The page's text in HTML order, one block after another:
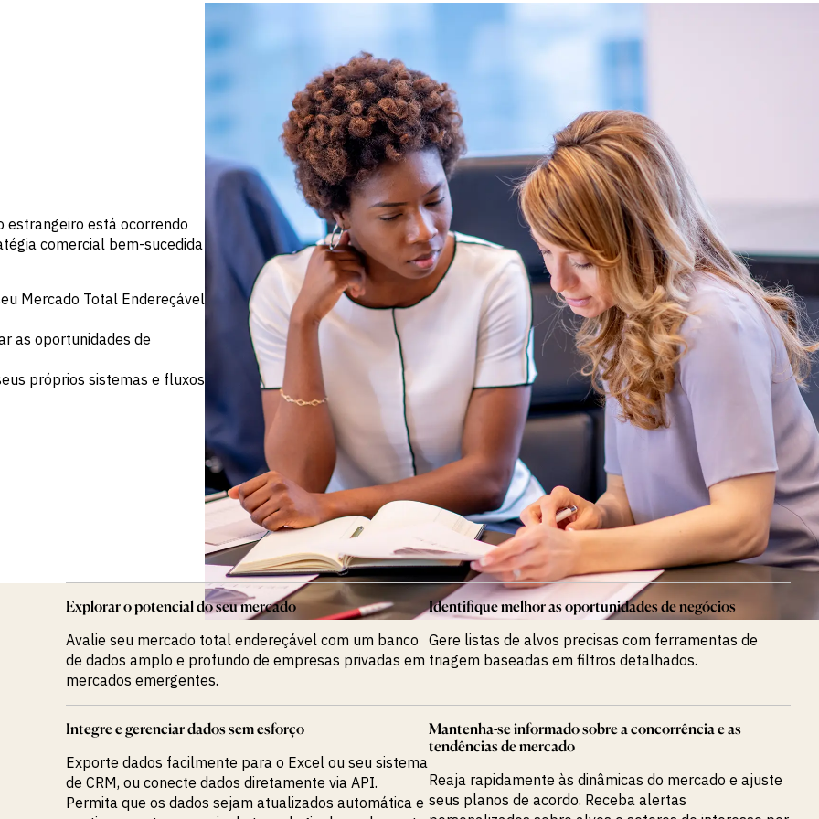
estrangeiro está ocorrendo
comercial bem-sucedida
Mercado Total Endereçável
as oportunidades de
próprios sistemas e fluxos
Explorar o potencial do seu mercado
Avalie seu mercado total endereçável com um banco
de dados amplo e profundo de empresas privadas em
mercados emergentes.
Identifique melhor as oportunidades de negócios
Gere listas de alvos precisas com ferramentas de
triagem baseadas em filtros detalhados.
Integre e gerenciar dados sem esforço
Exporte dados facilmente para o Excel ou seu sistema
de CRM, ou conecte dados diretamente via API.
Permita que os dados sejam atualizados automática e
Mantenha-se informado sobre a concorrência e as
tendências de mercado
Reaja rapidamente às dinâmicas do mercado e ajuste
seus planos de acordo. Receba alertas